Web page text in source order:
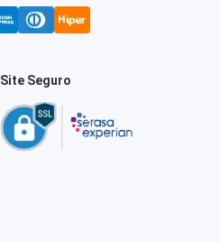
Site Seguro